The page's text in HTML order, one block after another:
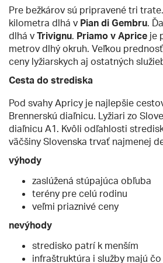
Pre bežkárov sú pripravené tri
kilometra dlhá v Pian di Gembru.
dlhá v Trivignu. Priamo v Aprice je
metrov dlhý okruh. Veľkou
ceny lyžiarskych aj ostatných
Cesta do strediska
Pod svahy Apricy je najlepšie
Brennerskú diaľnicu. Lyžiari zo
diaľnicu A1. Kvôli odľahlosti
väčšiny Slovenska trvať najmenej
výhody
zaslúžená stúpajúca obľuba
terény pre celú rodinu
veľmi priaznivé ceny
nevýhody
stredisko patrí k menším
infraštruktúra i služby majú